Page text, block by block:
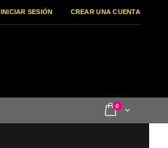
INICIAR SESIÓN CREAR UNA CUENTA
Cart
0items